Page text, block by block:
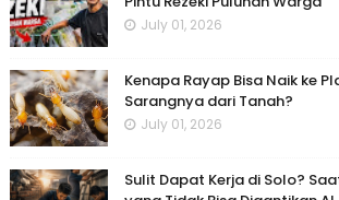
July 01, 2026
Kenapa Rayap Bisa Naik ke
Sarangnya dari Tanah?
July 01, 2026
Sulit Dapat Kerja di Solo?